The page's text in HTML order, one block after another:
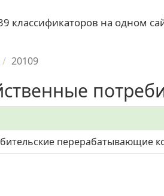
классификаторов на одном
20109
перерабатывающие